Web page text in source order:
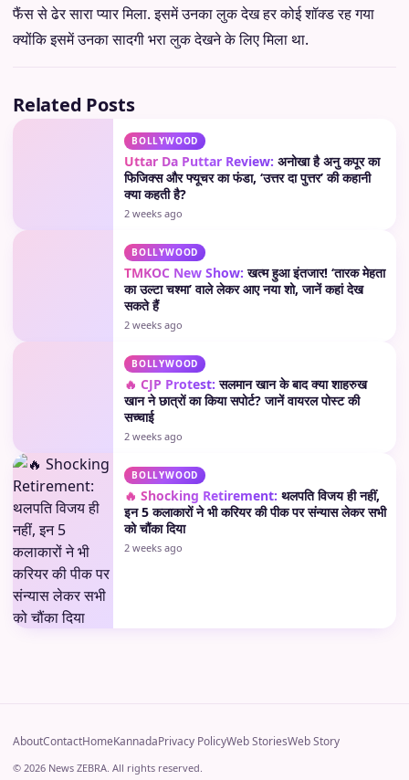
फैंस से ढेर सारा प्यार मिला. इसमें उनका लुक देख हर कोई शॉक्ड रह गया
क्योंकि इसमें उनका सादगी भरा लुक देखने के लिए मिला था.
Related Posts
BOLLYWOOD
Uttar Da Puttar Review: अनोखा है अनु कपूर का
फिजिक्स और फ्यूचर का फंडा, ‘उत्तर दा पुत्तर’ की कहानी
क्या कहती है?
2 weeks ago
BOLLYWOOD
TMKOC New Show: खत्म हुआ इंतजार! ‘तारक मेहता
का उल्टा चश्मा’ वाले लेकर आए नया शो, जानें कहां देख
सकते हैं
2 weeks ago
BOLLYWOOD
🔥 CJP Protest: सलमान खान के बाद क्या शाहरुख
खान ने छात्रों का किया सपोर्ट? जानें वायरल पोस्ट की
सच्चाई
2 weeks ago
BOLLYWOOD
🔥 Shocking Retirement: थलपति विजय ही नहीं,
इन 5 कलाकारों ने भी करियर की पीक पर संन्यास लेकर सभी
को चौंका दिया
2 weeks ago
AboutContactHomeKannadaPrivacy PolicyWeb StoriesWeb Story
© 2026 News ZEBRA. All rights reserved.